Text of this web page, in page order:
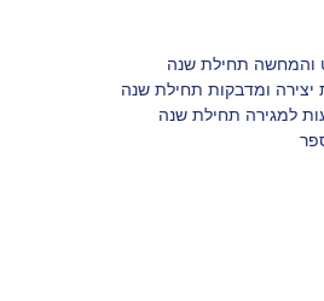
והמחשה תחילת שנה
ומדבקות תחילת שנה
למגירה תחילת שנה